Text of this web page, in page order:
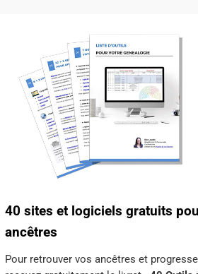
40 sites et logiciels gratuits
ancêtres
Pour retrouver vos ancêtres et